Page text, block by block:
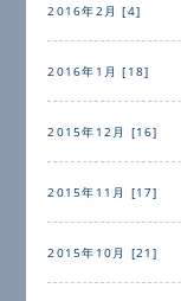
2016年2月 [4]
2016年1月 [18]
2015年12月 [16]
2015年11月 [17]
2015年10月 [21]